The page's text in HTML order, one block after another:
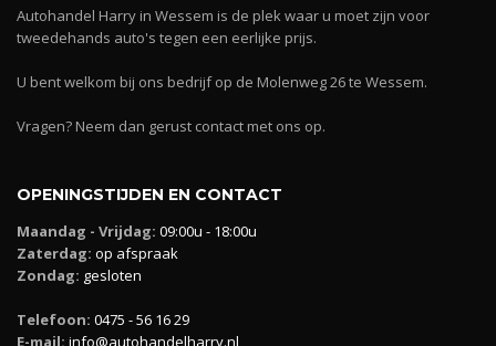
Autohandel Harry in Wessem is de plek waar u moet zijn voor
tweedehands auto's tegen een eerlijke prijs.
U bent welkom bij ons bedrijf op de Molenweg 26 te Wessem.
Vragen? Neem dan gerust contact met ons op.
OPENINGSTIJDEN EN CONTACT
Maandag - Vrijdag: 09:00u - 18:00u
Zaterdag: op afspraak
Zondag: gesloten
Telefoon: 0475 - 56 16 29
E-mail: info@autohandelharry.nl